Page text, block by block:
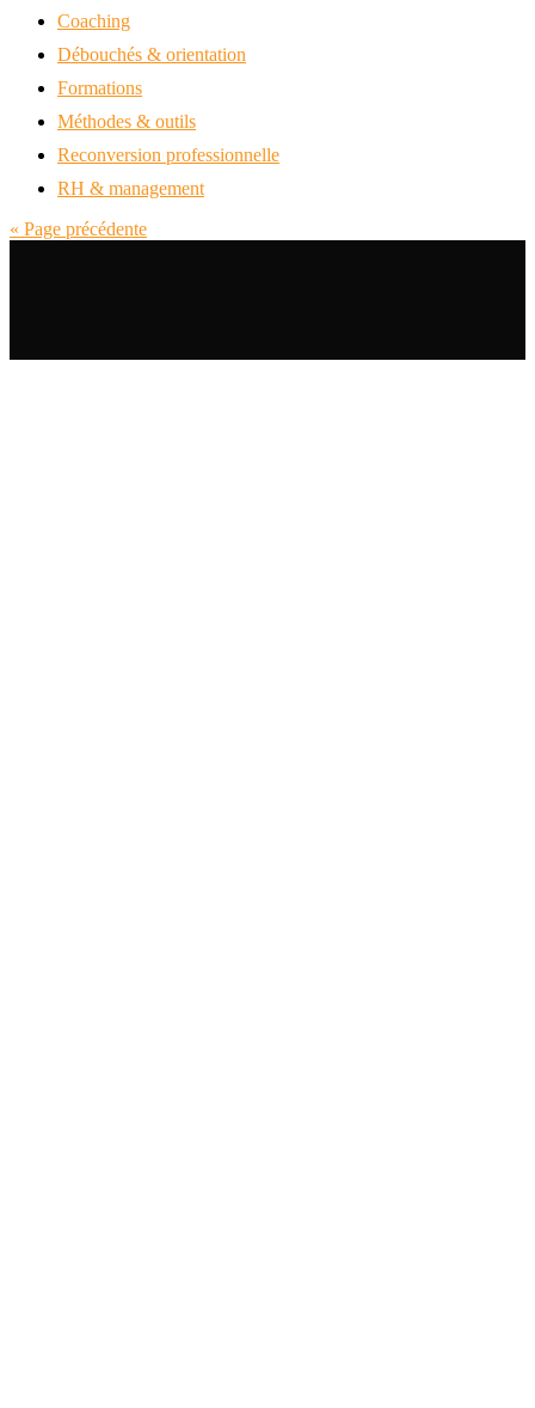
Coaching
Débouchés & orientation
Formations
Méthodes & outils
Reconversion professionnelle
RH & management
« Page précédente